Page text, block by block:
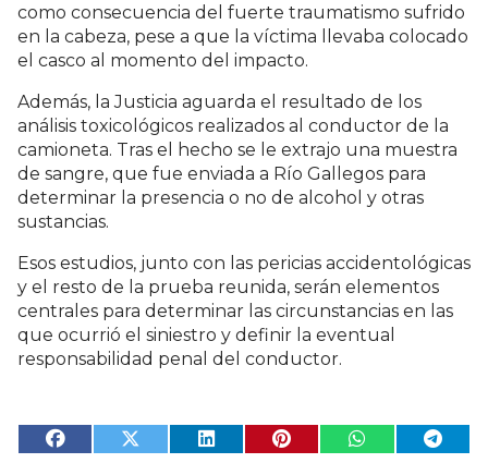
como consecuencia del fuerte traumatismo sufrido
en la cabeza, pese a que la víctima llevaba colocado
el casco al momento del impacto.
Además, la Justicia aguarda el resultado de los
análisis toxicológicos realizados al conductor de la
camioneta. Tras el hecho se le extrajo una muestra
de sangre, que fue enviada a Río Gallegos para
determinar la presencia o no de alcohol y otras
sustancias.
Esos estudios, junto con las pericias accidentológicas
y el resto de la prueba reunida, serán elementos
centrales para determinar las circunstancias en las
que ocurrió el siniestro y definir la eventual
responsabilidad penal del conductor.